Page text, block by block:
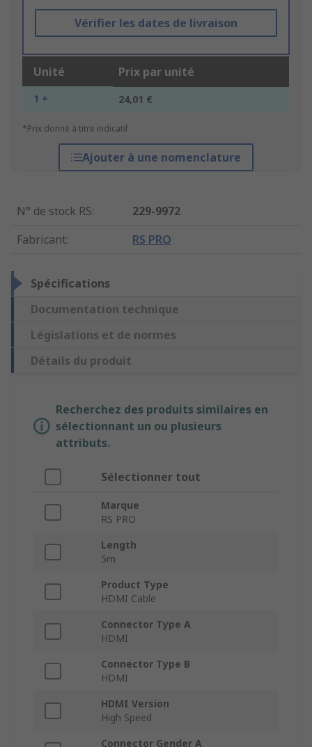
Vérifier les dates de livraison
Unité Prix par unité
1 + 24,01 €
*Prix donné à titre indicatif
Ajouter à une nomenclature
N° de stock RS:
229-9972
Fabricant: RS PRO
Spécifications
Documentation technique
Législations et de normes
Détails du produit
Recherchez des produits similaires en
sélectionnant un ou plusieurs
attributs.
Sélectionner tout
Marque
RS PRO
Length
5m
Product Type
HDMI Cable
Connector Type A
HDMI
Connector Type B
HDMI
HDMI Version
High Speed
Connector Gender A